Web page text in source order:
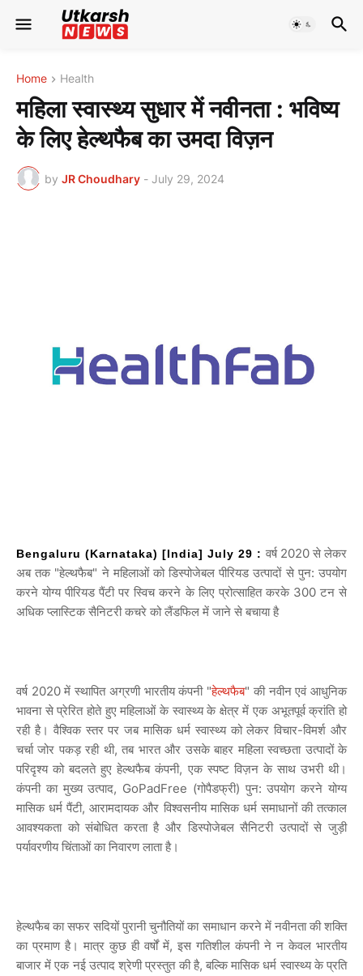
Home Health
महिला स्वास्थ्य सुधार में नवीनता : भविष्य
के लिए हेल्थफैब का उमदा विज़न
by JR Choudhary - July 29, 2024
Bengaluru (Karnataka) [India] July 29 : वर्ष 2020 से लेकर
अब तक "हेल्थफैब" ने महिलाओं को डिस्पोजेबल पीरियड उत्पादों से पुन: उपयोग
करने योग्य पीरियड पैंटी पर स्विच करने के लिए प्रोत्साहित करके 300 टन से
अधिक प्लास्टिक सैनिटरी कचरे को लैंडफिल में जाने से बचाया है
वर्ष 2020 में स्थापित अग्रणी भारतीय कंपनी "हेल्थफैब" की नवीन एवं आधुनिक
भावना से प्रेरित होते हुए महिलाओं के स्वास्थ्य के क्षेत्र में एक अभूतपूर्व क्रांति हो
रही है। वैश्विक स्तर पर जब मासिक धर्म स्वास्थ्य को लेकर विचार-विमर्श और
चर्चा जोर पकड़ रही थी, तब भारत और उसके बाहर महिला स्वच्छता उत्पादों के
परिदृश्य को बदलते हुए हेल्थफैब कंपनी, एक स्पष्ट विज़न के साथ उभरी थी।
कंपनी का मुख्य उत्पाद, GoPadFree (गोपैडफ्री) पुन: उपयोग करने योग्य
मासिक धर्म पैंटी, आरामदायक और विश्वसनीय मासिक धर्म समाधानों की तत्काल
आवश्यकता को संबोधित करता है और डिस्पोजेबल सैनिटरी उत्पादों से जुड़ी
पर्यावरणीय चिंताओं का निवारण लाता है।
हेल्थफैब का सफर सदियों पुरानी चुनौतियों का समाधान करने में नवीनता की शक्ति
का प्रमाण है। मात्र कुछ ही वर्षों में, इस गतिशील कंपनी ने न केवल भारतीय
बाजार में एक नई उत्पाद श्रेणी प्रस्तुत की है, बल्कि मासिक धर्म स्वास्थ्य के प्रति